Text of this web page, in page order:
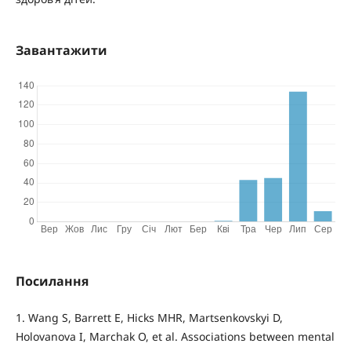
Завантажити
Посилання
1. Wang S, Barrett E, Hicks MHR, Martsenkovskyi D,
Holovanova I, Marchak O, et al. Associations between mental